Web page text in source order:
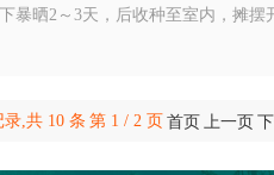
暴晒2～3天，后收种至室内，摊
35天，观察魔芋出芽情况，若芽
,共 10 条 第 1 / 2 页 首页 上一页